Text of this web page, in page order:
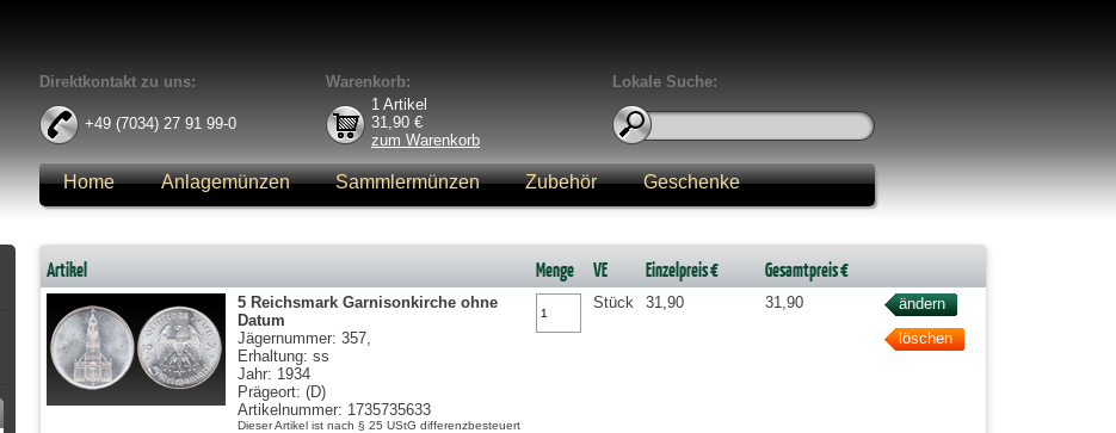
Direktkontakt zu uns:
+49 (7034) 27 91 99-0
Warenkorb:
1 Artikel
31,90 €
zum Warenkorb
Lokale Suche:
Home Anlagemünzen Sammlermünzen Zubehör Geschenke
Artikel Menge VE Einzelpreis € Gesamtpreis €
5 Reichsmark Garnisonkirche ohne
Datum
Jägernummer: 357,
Erhaltung: ss
Jahr: 1934
Prägeort: (D)
Artikelnummer: 1735735633
Dieser Artikel ist nach § 25 UStG differenzbesteuert
Stück 31,90 31,90